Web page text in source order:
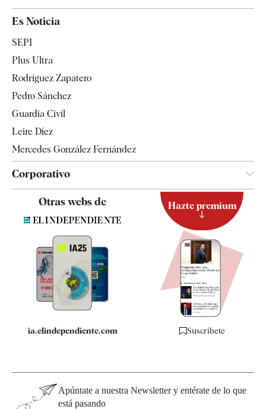
España
Televisión
Es Noticia
SEPI
Plus Ultra
Rodríguez Zapatero
Pedro Sánchez
Guardia Civil
Leire Díez
Mercedes González Fernández
Corporativo
Contacto
Quiénes somos
Especificaciones
Otras webs de
ia.elindependiente.com
Hazte premium
Suscríbete
Apúntate a nuestra Newsletter y entérate de lo que
está pasando